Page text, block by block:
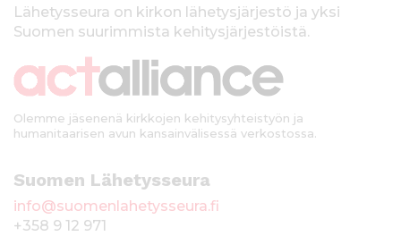
kLähetysseura on kirkon lähetysjärjestö ja yksi
Suomen suurimmista kehitysjärjestöistä.
Olemme jäsenenä kirkkojen kehitysyhteistyön ja
humanitaarisen avun kansainvälisessä verkostossa.
Suomen Lähetysseura
info@suomenlahetysseura.fi
+358 9 12 971